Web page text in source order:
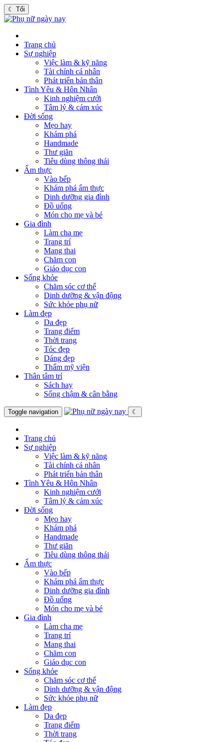
☾ Tối
Trang chủ
Sự nghiệp
Việc làm & kỹ năng
Tài chính cá nhân
Phát triển bản thân
Tình Yêu & Hôn Nhân
Kinh nghiệm cưới
Tâm lý & cảm xúc
Đời sống
Mẹo hay
Khám phá
Handmade
Thư giãn
Tiêu dùng thông thái
Ẩm thực
Vào bếp
Khám phá ẩm thực
Dinh dưỡng gia đình
Đồ uống
Món cho mẹ và bé
Gia đình
Làm cha mẹ
Trang trí
Mang thai
Chăm con
Giáo dục con
Sống khỏe
Chăm sóc cơ thể
Dinh dưỡng & vận động
Sức khỏe phụ nữ
Làm đẹp
Da đẹp
Trang điểm
Thời trang
Tóc đẹp
Dáng đẹp
Thẩm mỹ viện
Thân tâm trí
Sách hay
Sống chậm & cân bằng
Toggle navigation ☾
Trang chủ
Sự nghiệp
Việc làm & kỹ năng
Tài chính cá nhân
Phát triển bản thân
Tình Yêu & Hôn Nhân
Kinh nghiệm cưới
Tâm lý & cảm xúc
Đời sống
Mẹo hay
Khám phá
Handmade
Thư giãn
Tiêu dùng thông thái
Ẩm thực
Vào bếp
Khám phá ẩm thực
Dinh dưỡng gia đình
Đồ uống
Món cho mẹ và bé
Gia đình
Làm cha mẹ
Trang trí
Mang thai
Chăm con
Giáo dục con
Sống khỏe
Chăm sóc cơ thể
Dinh dưỡng & vận động
Sức khỏe phụ nữ
Làm đẹp
Da đẹp
Trang điểm
Thời trang